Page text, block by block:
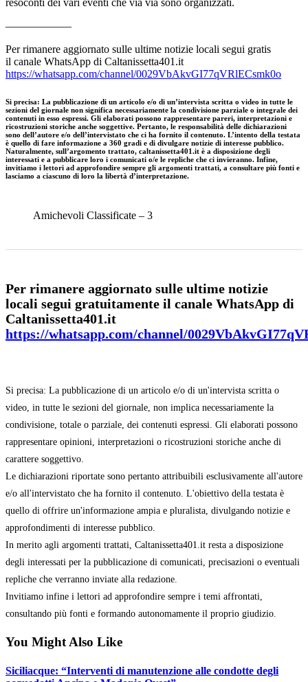
——————
Per rimanere aggiornato sulle ultime notizie locali segui gratis
il canale WhatsApp di Caltanissetta401.it
https://whatsapp.com/channel/0029VbAkvGI77qVRlECsmk0o
Si precisa: La pubblicazione di un articolo e/o di un’intervista scritta o video in tutte le
sezioni del giornale non significa necessariamente la condivisione parziale o integrale dei
contenuti in esso espressi. Gli elaborati possono rappresentare pareri, interpretazioni e
ricostruzioni storiche anche soggettive. Pertanto, le responsabilità delle dichiarazioni
sono dell’autore e/o dell’intervistato che ci ha fornito il contenuto. L’intento della testata
è quello di fare informazione a 360 gradi e di divulgare notizie di interesse pubblico.
Naturalmente, sull’argomento trattato, caltanissetta401.it è a disposizione degli
interessati e a pubblicare loro i comunicati o/e le repliche che ci invieranno. Infine,
invitiamo i lettori ad approfondire sempre gli argomenti trattati, a consultare più fonti e
lasciamo a ciascuno di loro la libertà d’interpretazione.
Amichevoli Classificate – 3
Per rimanere aggiornato sulle ultime notizie
locali segui gratuitamente il canale WhatsApp di
Caltanissetta401.it
https://whatsapp.com/channel/
Si precisa: La pubblicazione di un articolo e/o di un'intervista scritta o
video, in tutte le sezioni del giornale, non implica necessariamente la
condivisione, totale o parziale, dei contenuti espressi. Gli elaborati possono
rappresentare opinioni, interpretazioni o ricostruzioni storiche anche di
carattere soggettivo.
Le dichiarazioni riportate sono pertanto attribuibili esclusivamente all'autore
e/o all'intervistato che ha fornito il contenuto. L'obiettivo della testata è
quello di offrire un'informazione ampia e pluralista, divulgando notizie e
approfondimenti di interesse pubblico.
In merito agli argomenti trattati, Caltanissetta401.it resta a disposizione
degli interessati per la pubblicazione di comunicati, precisazioni o eventuali
repliche che verranno inviate alla redazione.
Invitiamo infine i lettori ad approfondire sempre i temi affrontati,
consultando più fonti e formando autonomamente il proprio giudizio.
You Might Also Like
Siciliacque: “Interventi di manutenzione alle condotte degli